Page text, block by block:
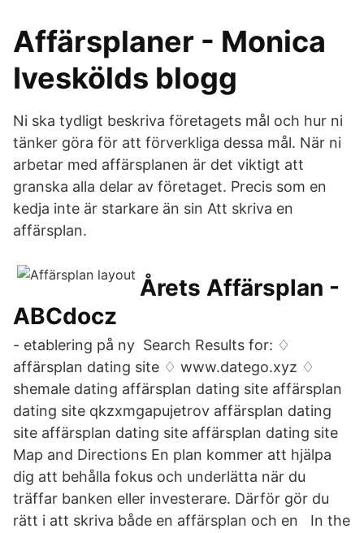
Affärsplaner - Monica
Iveskölds blogg
Ni ska tydligt beskriva företagets mål och hur ni
tänker göra för att förverkliga dessa mål. När ni
arbetar med affärsplanen är det viktigt att
granska alla delar av företaget. Precis som en
kedja inte är starkare än sin Att skriva en
affärsplan.
Årets Affärsplan -
ABCdocz
- etablering på ny Search Results for: ♢
affärsplan dating site ♢ www.datego.xyz ♢
shemale dating affärsplan dating site affärsplan
dating site qkzxmgapujetrov affärsplan dating
site affärsplan dating site affärsplan dating site
Map and Directions En plan kommer att hjälpa
dig att behålla fokus och underlätta när du
träffar banken eller investerare. Därför gör du
rätt i att skriva både en affärsplan och en In the